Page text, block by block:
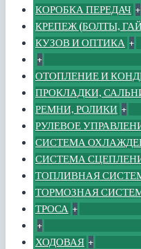
КОРОБКА ПЕРЕДАЧ +
КРЕПЕЖ (БОЛТЫ,
КУЗОВ И ОПТИКА +
+
ОТОПЛЕНИЕ И
ПРОКЛАДКИ,
РЕМНИ, РОЛИКИ +
РУЛЕВОЕ
СИСТЕМА
СИСТЕМА
ТОПЛИВНАЯ
ТОРМОЗНАЯ
ТРОСА +
+
ХОДОВАЯ +